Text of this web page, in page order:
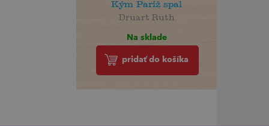
Kým Paríž spal
Druart Ruth
Na sklade
pridať do košíka